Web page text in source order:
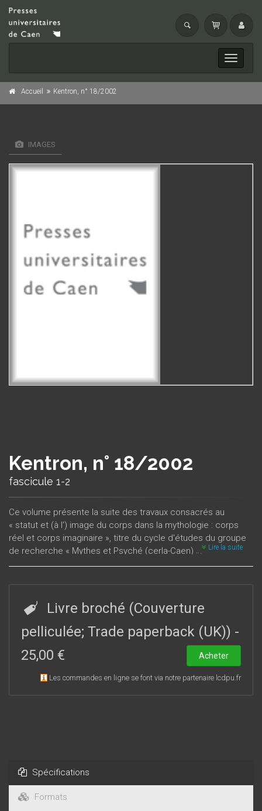
Toggle
Accueil Kentron, n° 18/2002
IMAGES
Kentron, n° 18/2002
fascicule 1-2
Ce volume présente la suite des travaux consacrés au
« statut et (à l') image du corps dans la mythologie : corps
réel et corps imaginaire », titre du cycle d'études du groupe
de recherche « Mythes et Psyché (cerla-Caen) ».
Lire la suite
Livre broché (Couverture
pelliculée; Trade paperback (UK)) -
25,00 €
Acheter
Les commandes en ligne se font via notre partenaire lcdpu.fr
Spécifications
Formats